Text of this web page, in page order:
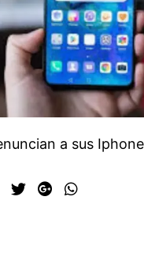
a sus